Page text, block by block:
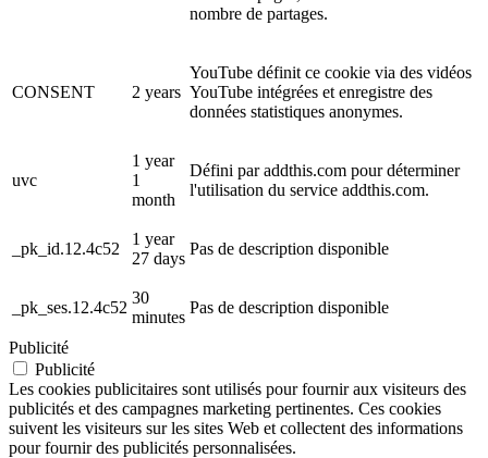
nombre de partages.
CONSENT 2 years
YouTube définit ce cookie via des vidéos
YouTube intégrées et enregistre des
données statistiques anonymes.
uvc
1 year
1
month
Défini par addthis.com pour déterminer
l'utilisation du service addthis.com.
_pk_id.12.4c52
1 year
27 days
Pas de description disponible
_pk_ses.12.4c52
30
minutes
Pas de description disponible
Publicité
Publicité
Les cookies publicitaires sont utilisés pour fournir aux visiteurs des
publicités et des campagnes marketing pertinentes. Ces cookies
suivent les visiteurs sur les sites Web et collectent des informations
pour fournir des publicités personnalisées.